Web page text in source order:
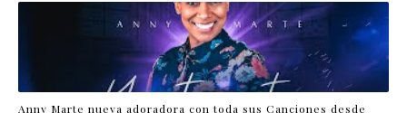
Anny Marte nueva adoradora con toda sus Canciones desde